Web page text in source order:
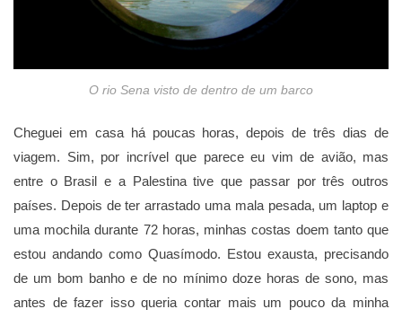
O rio Sena visto de dentro de um barco
Cheguei em casa há poucas horas, depois de três dias de
viagem. Sim, por incrível que parece eu vim de avião, mas
entre o Brasil e a Palestina tive que passar por três outros
países. Depois de ter arrastado uma mala pesada, um laptop e
uma mochila durante 72 horas, minhas costas doem tanto que
estou andando como Quasímodo. Estou exausta, precisando
de um bom banho e de no mínimo doze horas de sono, mas
antes de fazer isso queria contar mais um pouco da minha